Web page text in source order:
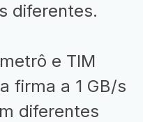
diferentes.
e TIM
firma a 1 GB/s
diferentes